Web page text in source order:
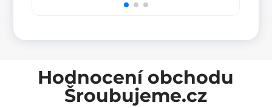
množství
Hodnocení obchodu
Šroubujeme.cz